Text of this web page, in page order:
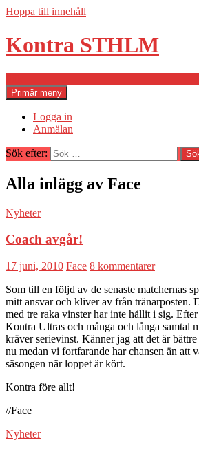
Hoppa till innehåll
Kontra STHLM
Primär meny
Logga in
Anmälan
Sök efter:
Alla inlägg av Face
Nyheter
Coach avgår!
17 juni, 2010 Face 8 kommentarer
Som till en följd av de senaste matchernas
mitt ansvar och kliver av från tränarposten.
med tre raka vinster har inte hållit i sig.
Kontra Ultras och många och långa samtal
kräver serievinst. Känner jag att det är
nu medan vi fortfarande har chansen än att
säsongen när loppet är kört.
Kontra före allt!
//Face
Nyheter